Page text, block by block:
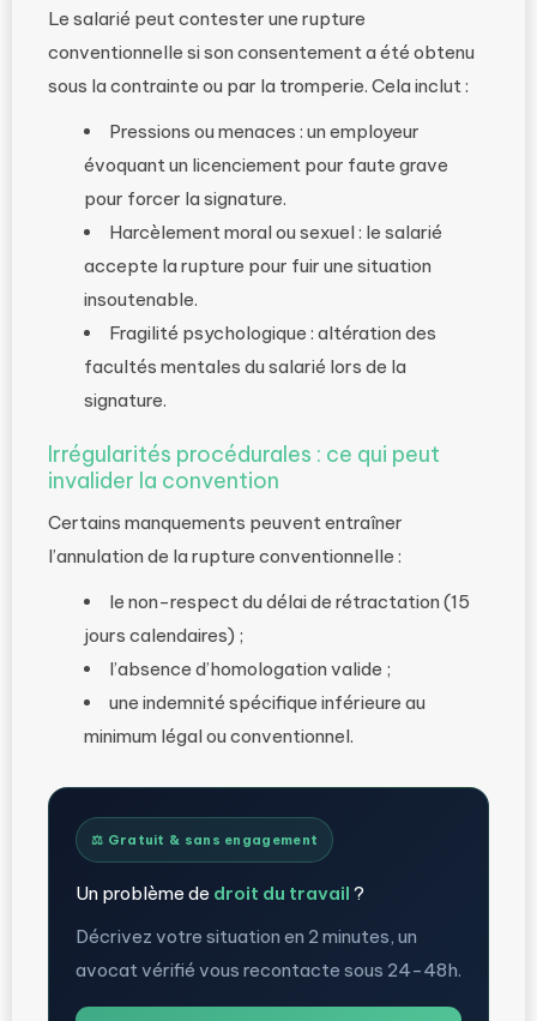
Le salarié peut contester une rupture
conventionnelle si son consentement a été obtenu
sous la contrainte ou par la tromperie. Cela inclut :
Pressions ou menaces : un employeur
évoquant un licenciement pour faute grave
pour forcer la signature.
Harcèlement moral ou sexuel : le salarié
accepte la rupture pour fuir une situation
insoutenable.
Fragilité psychologique : altération des
facultés mentales du salarié lors de la
signature.
Irrégularités procédurales : ce qui peut
invalider la convention
Certains manquements peuvent entraîner
l’annulation de la rupture conventionnelle :
le non-respect du délai de rétractation (15
jours calendaires) ;
l’absence d’homologation valide ;
une indemnité spécifique inférieure au
minimum légal ou conventionnel.
⚖️ Gratuit & sans engagement
Un problème de droit du travail ?
Décrivez votre situation en 2 minutes, un
avocat vérifié vous recontacte sous 24-48h.